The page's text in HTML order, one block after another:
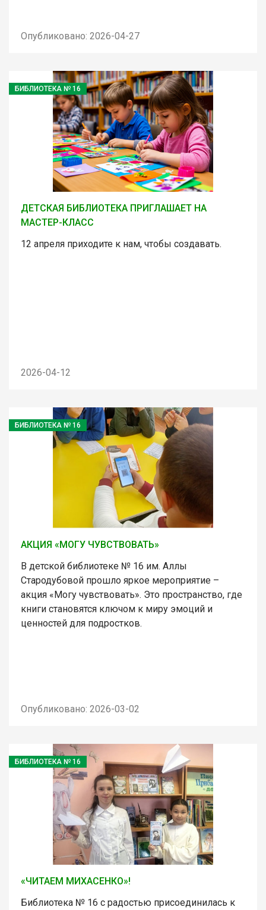
Опубликовано: 2026-04-27
БИБЛИОТЕКА № 16
ДЕТСКАЯ БИБЛИОТЕКА ПРИГЛАШАЕТ НА
МАСТЕР-КЛАСС
12 апреля приходите к нам, чтобы создавать.
2026-04-12
БИБЛИОТЕКА № 16
АКЦИЯ «МОГУ ЧУВСТВОВАТЬ»
В детской библиотеке № 16 им. Аллы
Стародубовой прошло яркое мероприятие –
акция «Могу чувствовать». Это пространство, где
книги становятся ключом к миру эмоций и
ценностей для подростков.
Опубликовано: 2026-03-02
БИБЛИОТЕКА № 16
«ЧИТАЕМ МИХАСЕНКО»!
Библиотека № 16 с радостью присоединилась к